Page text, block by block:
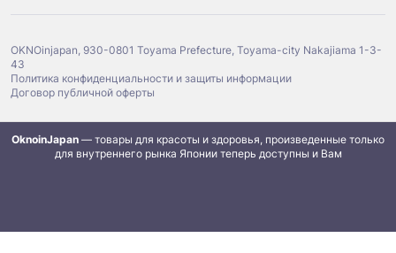
OKNOinjapan, 930-0801 Toyama Prefecture, Toyama-city Nakajiama 1-3-
43
Политика конфиденциальности и защиты информации
Договор публичной оферты
OknoinJapan — товары для красоты и здоровья, произведенные только
для внутреннего рынка Японии теперь доступны и Вам